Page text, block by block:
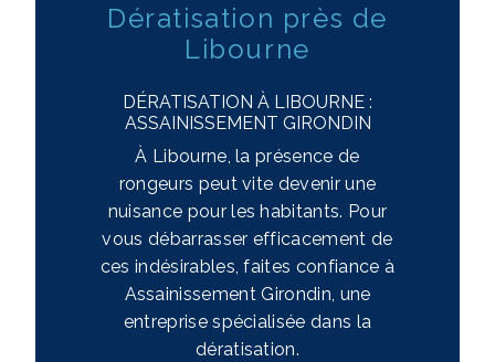
Dératisation près de
Libourne
DÉRATISATION À LIBOURNE :
ASSAINISSEMENT GIRONDIN
À Libourne, la présence de
rongeurs peut vite devenir une
nuisance pour les habitants. Pour
vous débarrasser efficacement de
ces indésirables, faites confiance à
Assainissement Girondin, une
entreprise spécialisée dans la
dératisation.